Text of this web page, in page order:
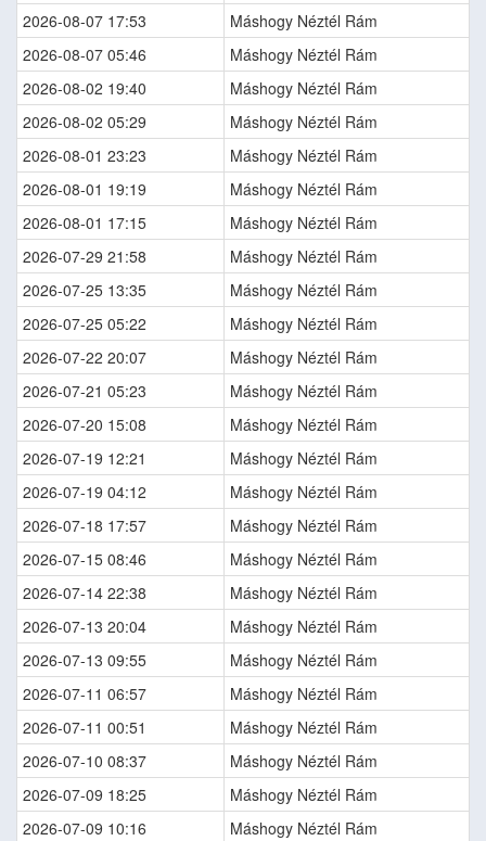
2026-08-07 17:53
Máshogy Néztél Rám
2026-08-07 05:46
Máshogy Néztél Rám
2026-08-02 19:40
Máshogy Néztél Rám
2026-08-02 05:29
Máshogy Néztél Rám
2026-08-01 23:23
Máshogy Néztél Rám
2026-08-01 19:19
Máshogy Néztél Rám
2026-08-01 17:15
Máshogy Néztél Rám
2026-07-29 21:58
Máshogy Néztél Rám
2026-07-25 13:35
Máshogy Néztél Rám
2026-07-25 05:22
Máshogy Néztél Rám
2026-07-22 20:07
Máshogy Néztél Rám
2026-07-21 05:23
Máshogy Néztél Rám
2026-07-20 15:08
Máshogy Néztél Rám
2026-07-19 12:21
Máshogy Néztél Rám
2026-07-19 04:12
Máshogy Néztél Rám
2026-07-18 17:57
Máshogy Néztél Rám
2026-07-15 08:46
Máshogy Néztél Rám
2026-07-14 22:38
Máshogy Néztél Rám
2026-07-13 20:04
Máshogy Néztél Rám
2026-07-13 09:55
Máshogy Néztél Rám
2026-07-11 06:57
Máshogy Néztél Rám
2026-07-11 00:51
Máshogy Néztél Rám
2026-07-10 08:37
Máshogy Néztél Rám
2026-07-09 18:25
Máshogy Néztél Rám
2026-07-09 10:16
Máshogy Néztél Rám